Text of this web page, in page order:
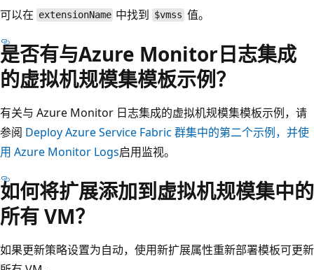
可以在 extensionName 中找到 $vmss 值。
是否有与Azure Monitor日志集成
的虚拟机规模集模板示例？
有关与 Azure Monitor 日志集成的虚拟机规模集模板示例，请
参阅 Deploy Azure Service Fabric 群集中的第二个示例，并使
用 Azure Monitor Logs启用监视。
如何将扩展添加到虚拟机规模集中的
所有 VM？
如果更新策略设置为自动，使用新扩展属性重新部署模板可更新